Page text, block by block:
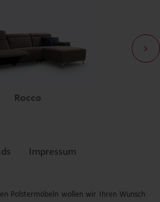
Rocco
Impressum
Polstermöbeln wollen wir Ihren Wunsch